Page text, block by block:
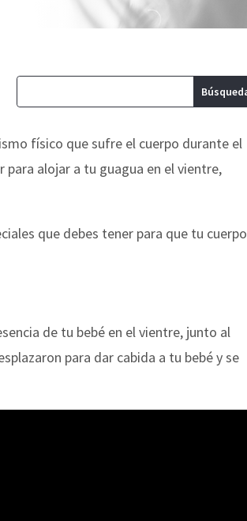
físico que sufre el cuerpo durante el
alojar a tu guagua en el vientre,
que debes tener para que tu cuerpo
de tu bebé en el vientre, junto al
para dar cabida a tu bebé y se